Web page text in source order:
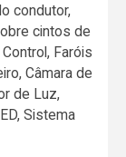
condutor,
cintos de
Faróis
Câmara de
de Luz,
Sistema